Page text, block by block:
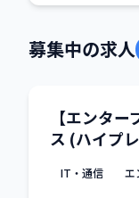
募集中の求人
【エンタ
ス (ハイプ
IT・通信 エ